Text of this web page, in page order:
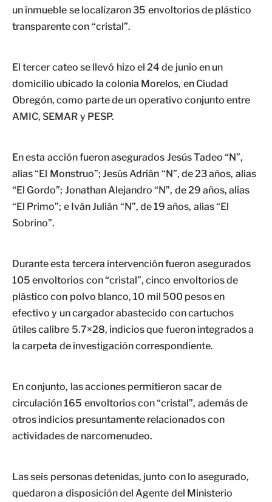
un inmueble se localizaron 35 envoltorios de plástico
transparente con “cristal”.
El tercer cateo se llevó hizo el 24 de junio en un
domicilio ubicado la colonia Morelos, en Ciudad
Obregón, como parte de un operativo conjunto entre
AMIC, SEMAR y PESP.
En esta acción fueron asegurados Jesús Tadeo “N”,
alias “El Monstruo”; Jesús Adrián “N”, de 23 años, alias
“El Gordo”; Jonathan Alejandro “N”, de 29 años, alias
“El Primo”; e Iván Julián “N”, de 19 años, alias “El
Sobrino”.
Durante esta tercera intervención fueron asegurados
105 envoltorios con “cristal”, cinco envoltorios de
plástico con polvo blanco, 10 mil 500 pesos en
efectivo y un cargador abastecido con cartuchos
útiles calibre 5.7×28, indicios que fueron integrados a
la carpeta de investigación correspondiente.
En conjunto, las acciones permitieron sacar de
circulación 165 envoltorios con “cristal”, además de
otros indicios presuntamente relacionados con
actividades de narcomenudeo.
Las seis personas detenidas, junto con lo asegurado,
quedaron a disposición del Agente del Ministerio